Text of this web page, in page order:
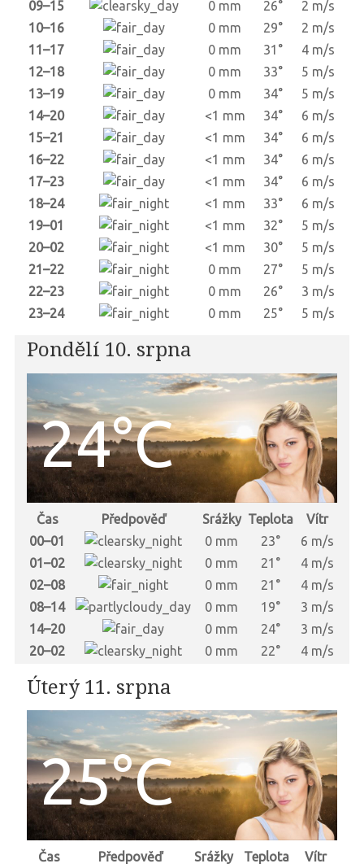
09–15 0 mm 26°
2 m/s
10–16
0 mm 29°
2 m/s
11–17
0 mm 31°
4 m/s
12–18
0 mm 33°
5 m/s
13–19
0 mm 34°
5 m/s
14–20
<1 mm 34°
6 m/s
15–21
<1 mm 34°
6 m/s
16–22
<1 mm 34°
6 m/s
17–23
<1 mm 34°
6 m/s
18–24
<1 mm 33°
6 m/s
19–01
<1 mm 32°
5 m/s
20–02
<1 mm 30°
5 m/s
21–22
0 mm 27°
5 m/s
22–23
0 mm 26°
3 m/s
23–24
0 mm 25° 5 m/s
Pondělí 10. srpna
24°C
Čas Předpověď Srážky Teplota
Vítr
00–01
0 mm 23°
6 m/s
01–02
0 mm 21°
4 m/s
02–08
0 mm 21°
4 m/s
08–14
0 mm 19°
3 m/s
14–20
0 mm 24°
3 m/s
20–02
0 mm 22° 4 m/s
Úterý 11. srpna
25°C
Čas Předpověď Srážky Teplota
Vítr